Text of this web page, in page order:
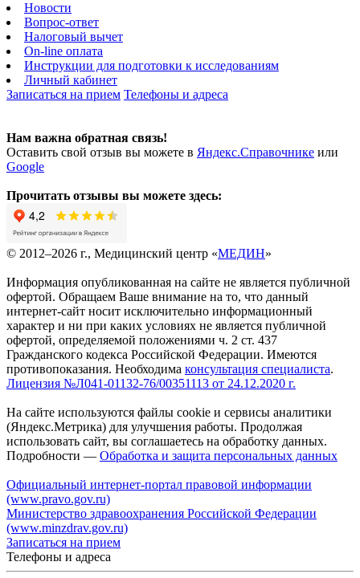
Новости
Вопрос-ответ
Налоговый вычет
On-line оплата
Инструкции для подготовки к исследованиям
Личный кабинет
Записаться на прием Телефоны и адреса
Нам важна обратная связь!
Оставить свой отзыв вы можете в Яндекс.Справочнике или
Google
Прочитать отзывы вы можете здесь:
© 2012–2026 г., Медицинский центр «МЕДИН»
Информация опубликованная на сайте не является публичной
офертой. Обращаем Ваше внимание на то, что данный
интернет-сайт носит исключительно информационный
характер и ни при каких условиях не является публичной
офертой, определяемой положениями ч. 2 ст. 437
Гражданского кодекса Российской Федерации. Имеются
противопоказания. Необходима консультация специалиста.
Лицензия №Л041-01132-76/00351113 от 24.12.2020 г.
На сайте используются файлы cookie и сервисы аналитики
(Яндекс.Метрика) для улучшения работы. Продолжая
использовать сайт, вы соглашаетесь на обработку данных.
Подробности — Обработка и защита персональных данных
Официальный интернет-портал правовой информации
(www.pravo.gov.ru)
Министерство здравоохранения Российской Федерации
(www.minzdrav.gov.ru)
Записаться на прием
Телефоны и адреса